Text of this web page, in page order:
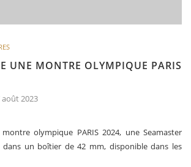
UNE MONTRE OLYMPIQUE PARIS
août 2023
olympique PARIS 2024, une Seamaster
dans un boîtier de 42 mm, disponible dans les